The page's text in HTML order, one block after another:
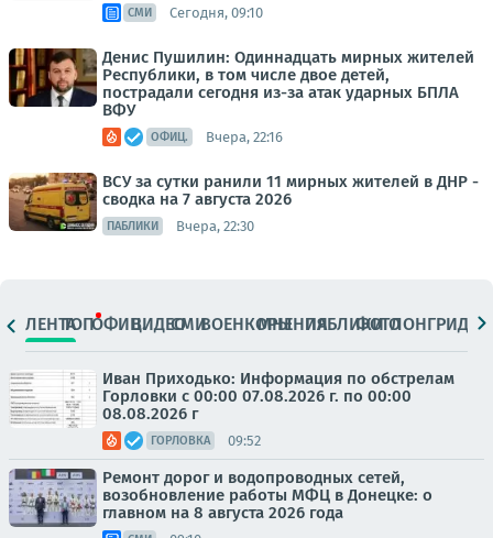
СМИ Сегодня, 09:10
Денис Пушилин: Одиннадцать мирных жителей
Республики, в том числе двое детей,
пострадали сегодня из-за атак ударных БПЛА
ВФУ
ОФИЦ. Вчера, 22:16
ВСУ за сутки ранили 11 мирных жителей в ДНР -
сводка на 7 августа 2026
ПАБЛИКИ Вчера, 22:30
ЛЕНТАТОПОФИЦ.ВИДЕОСМИВОЕНКОРЫМНЕНИЯПАБЛИКИ
ФОТОЛОНГРИДЫ
Иван Приходько: Информация по обстрелам
Горловки с 00:00 07.08.2026 г. по 00:00
08.08.2026 г
ГОРЛОВКА 09:52
Ремонт дорог и водопроводных сетей,
возобновление работы МФЦ в Донецке: о
главном на 8 августа 2026 года